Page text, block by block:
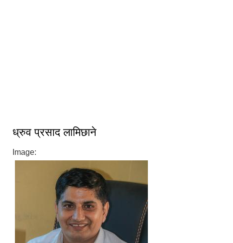
ध्रुव प्रसाद लामिछाने
Image: